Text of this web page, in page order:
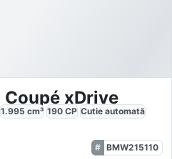
xDrive
1.995 cm³ 190 CP Cutie automată
BMW215110